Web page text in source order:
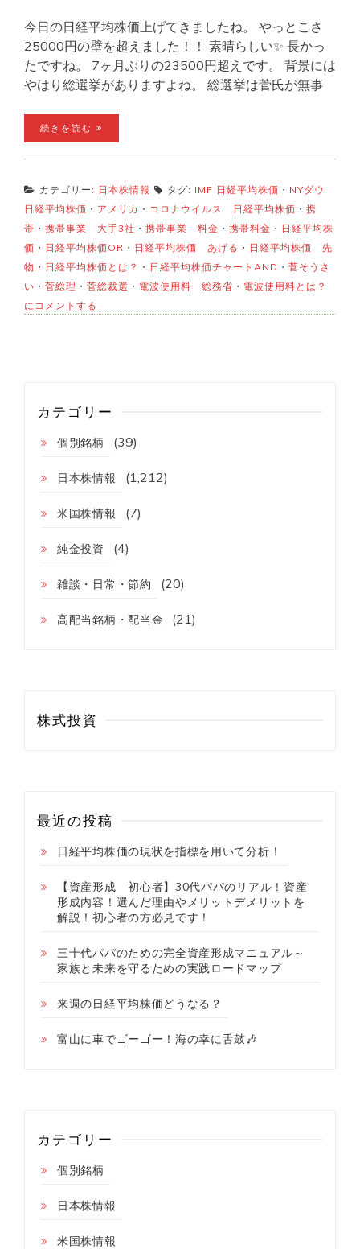
今日の日経平均株価上げてきましたね。 やっとこさ
25000円の壁を超えました！！ 素晴らしい✨ 長かっ
たですね。 7ヶ月ぶりの23500円超えです。 背景には
やはり総選挙がありますよね。 総選挙は菅氏が無事
続きを読む
カテゴリー: 日本株情報 タグ: IMF 日経平均株価 ・ NYダウ
日経平均株価 ・ アメリカ ・ コロナウイルス 日経平均株価 ・ 携
帯 ・ 携帯事業 大手3社 ・ 携帯事業 料金 ・ 携帯料金 ・ 日経平均株
価 ・ 日経平均株価OR ・ 日経平均株価 あげる ・ 日経平均株価 先
物 ・ 日経平均株価とは？ ・ 日経平均株価チャートAND ・ 菅そうさ
い ・ 菅総理 ・ 菅総裁選 ・ 電波使用料 総務省 ・ 電波使用料とは？
にコメントする
カテゴリー
個別銘柄 (39)
日本株情報 (1,212)
米国株情報 (7)
純金投資 (4)
雑談・日常・節約 (20)
高配当銘柄・配当金 (21)
株式投資
最近の投稿
日経平均株価の現状を指標を用いて分析！
【資産形成 初心者】30代パパのリアル！資産
形成内容！選んだ理由やメリットデメリットを
解説！初心者の方必見です！
三十代パパのための完全資産形成マニュアル～
家族と未来を守るための実践ロードマップ
来週の日経平均株価どうなる？
富山に車でゴーゴー！海の幸に舌鼓🎶
カテゴリー
個別銘柄
日本株情報
米国株情報